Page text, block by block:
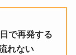
で再発する
れない